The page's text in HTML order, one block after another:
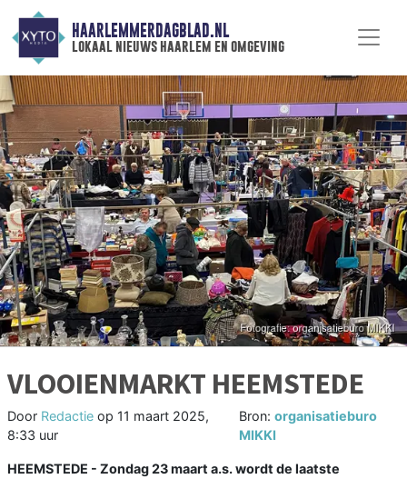
HAARLEMMERDAGBLAD.NL
lokaal nieuws haarlem en omgeving
VLOOIENMARKT HEEMSTEDE
Door Redactie op 11 maart 2025,
8:33 uur
Bron: organisatieburo
MIKKI
HEEMSTEDE - Zondag 23 maart a.s. wordt de laatste